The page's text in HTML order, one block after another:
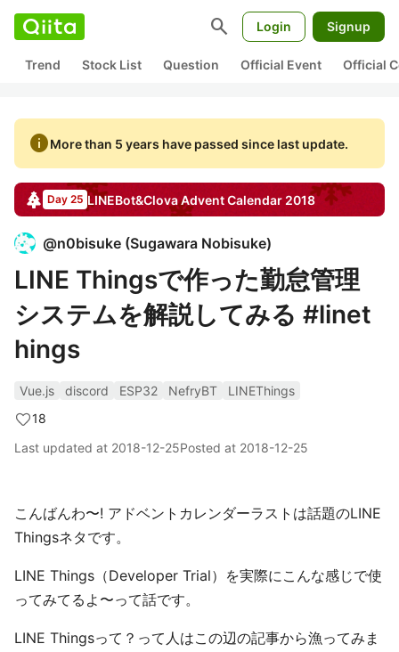
search Login Signup
Trend Stock List Question Official Event Official
infoMore than 5 years have passed since last update.
Day 25 LINEBot&ClovaAdvent Calendar 2018
@n0bisuke (Sugawara Nobisuke)
LINE Thingsで作った勤怠管理
システムを解説してみる #linet
hings
Vue.js discord ESP32 NefryBT
LINEThings
18
Last updated at 2018-12-25Posted at 2018-12-25
こんばんわ〜! アドベントカレンダーラストは話題のLINE
Thingsネタです。
LINE Things（Developer Trial）を実際にこんな感じで使
ってみてるよ〜って話です。
LINE Thingsって？って人はこの辺の記事から漁ってみま